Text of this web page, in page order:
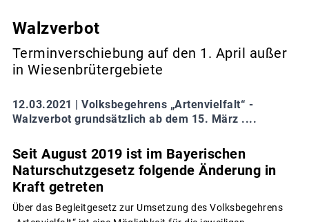
Walzverbot
Terminverschiebung auf den 1. April außer
in Wiesenbrütergebiete
12.03.2021 | Volksbegehrens „Artenvielfalt“ -
Walzverbot grundsätzlich ab dem 15. März ....
Seit August 2019 ist im Bayerischen
Naturschutzgesetz folgende Änderung in
Kraft getreten
Über das Begleitgesetz zur Umsetzung des Volksbegehrens